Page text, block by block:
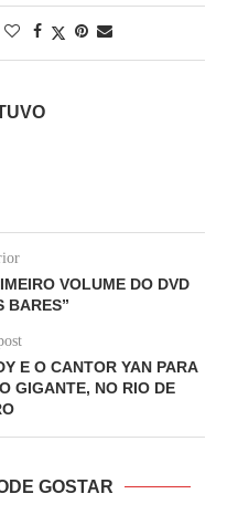
VOLUME DO DVD
BARES”
E O CANTOR YAN PARA
GIGANTE, NO RIO DE
GOSTAR